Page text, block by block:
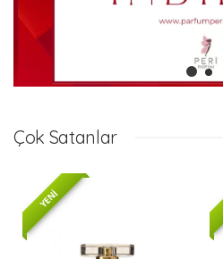
Çok Satanlar
YENİ